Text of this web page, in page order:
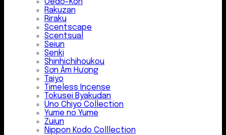
Rakuzan
Riraku
Scentscape
Scentsual
Seiun
Senki
Shinhichihoukou
Sơn Âm Hương
Taiyo
Timeless Incense
Tokusei Byakudan
Uno Chiyo Collection
Yume no Yume
Zuiun
Nippon Kodo Colllection